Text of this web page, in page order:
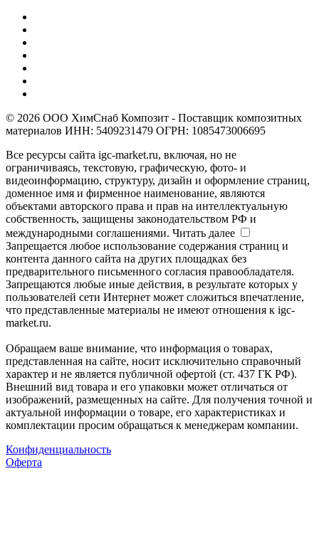
© 2026 ООО ХимСнаб Композит - Поставщик композитных
материалов ИНН: 5409231479 ОГРН: 1085473006695
Все ресурсы сайта igc-market.ru, включая, но не
ограничиваясь, текстовую, графическую, фото- и
видеоинформацию, структуру, дизайн и оформление страниц,
доменное имя и фирменное наименование, являются
объектами авторского права и прав на интеллектуальную
собственность, защищены законодательством РФ и
международными соглашениями. Читать далее
Запрещается любое использование содержания страниц и
контента данного сайта на других площадках без
предварительного письменного согласия правообладателя.
Запрещаются любые иные действия, в результате которых у
пользователей сети Интернет может сложиться впечатление,
что представленные материалы не имеют отношения к igc-
market.ru.
Обращаем ваше внимание, что информация о товарах,
представленная на сайте, носит исключительно справочный
характер и не является публичной офертой (ст. 437 ГК РФ).
Внешний вид товара и его упаковки может отличаться от
изображений, размещенных на сайте. Для получения точной и
актуальной информации о товаре, его характеристиках и
комплектации просим обращаться к менеджерам компании.
Конфиденциальность
Оферта